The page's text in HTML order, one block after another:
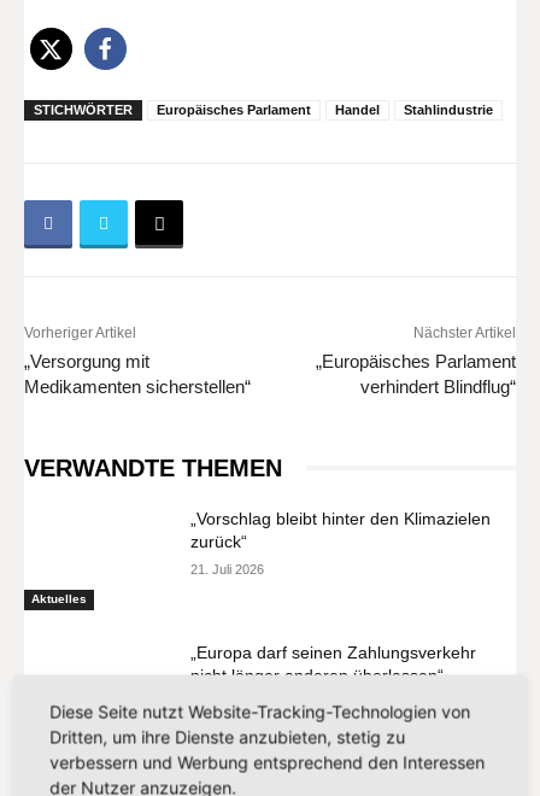
STICHWÖRTER Europäisches Parlament Handel Stahlindustrie
Vorheriger Artikel
„Versorgung mit
Medikamenten sicherstellen“
Nächster Artikel
„Europäisches Parlament
verhindert Blindflug“
VERWANDTE THEMEN
Aktuelles
„Vorschlag bleibt hinter den Klimazielen
zurück“
21. Juli 2026
Aktuelles
„Europa darf seinen Zahlungsverkehr
nicht länger anderen überlassen“
13. Juli 2026
„Der Kampf gegen Missbrauchsbilder im
Diese Seite nutzt Website-Tracking-Technologien von
Dritten, um ihre Dienste anzubieten, stetig zu
verbessern und Werbung entsprechend den Interessen
der Nutzer anzuzeigen.